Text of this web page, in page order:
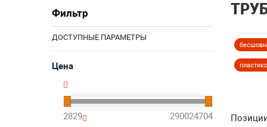
Фильтр
ДОСТУПНЫЕ ПАРАМЕТРЫ
Цена
2829 290024704